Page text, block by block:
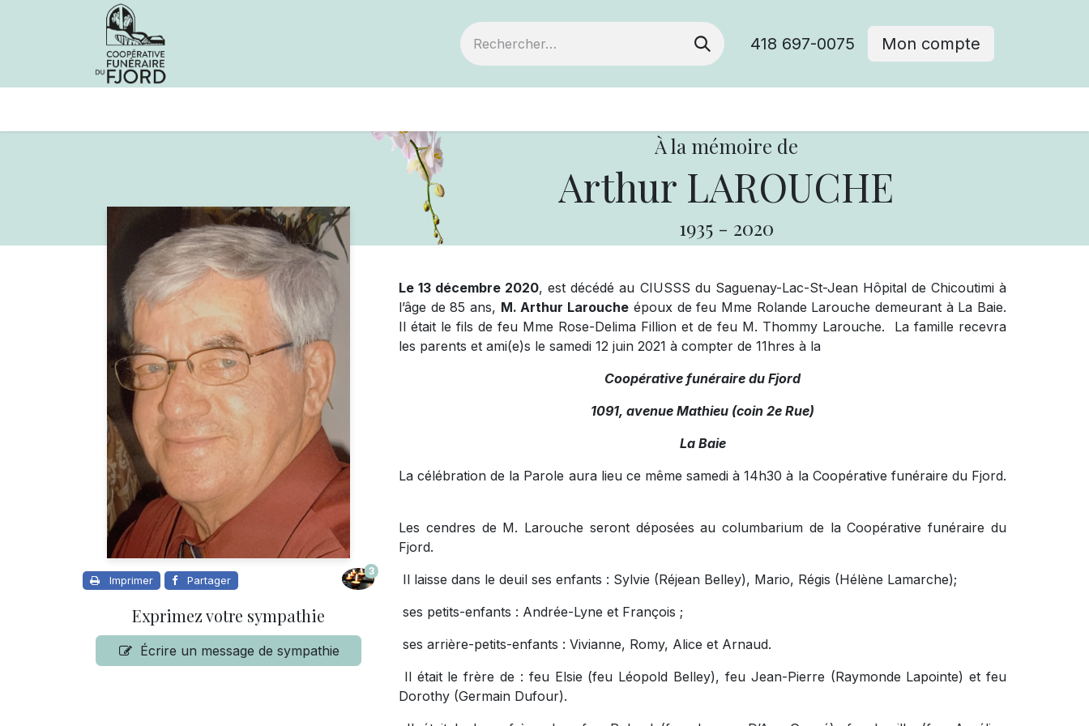
418 697-0075 Mon compte
À la mémoire de
Arthur LAROUCHE
1935 - 2020
Imprimer Partager
3
Exprimez votre sympathie
Écrire un message de sympathie
Le 13 décembre 2020, est décédé au CIUSSS du Saguenay-Lac-St-Jean Hôpital de Chicoutimi à
l’âge de 85 ans, M. Arthur Larouche époux de feu Mme Rolande Larouche demeurant à La Baie.
Il était le fils de feu Mme Rose-Delima Fillion et de feu M. Thommy Larouche. La famille recevra
les parents et ami(e)s le samedi 12 juin 2021 à compter de 11hres à la
Coopérative funéraire du Fjord
1091, avenue Mathieu (coin 2e Rue)
La Baie
La célébration de la Parole aura lieu ce même samedi à 14h30 à la Coopérative funéraire du Fjord.
Les cendres de M. Larouche seront déposées au columbarium de la Coopérative funéraire du
Fjord.
Il laisse dans le deuil ses enfants : Sylvie (Réjean Belley), Mario, Régis (Hélène Lamarche);
ses petits-enfants : Andrée-Lyne et François ;
ses arrière-petits-enfants : Vivianne, Romy, Alice et Arnaud.
Il était le frère de : feu Elsie (feu Léopold Belley), feu Jean-Pierre (Raymonde Lapointe) et feu
Dorothy (Germain Dufour).